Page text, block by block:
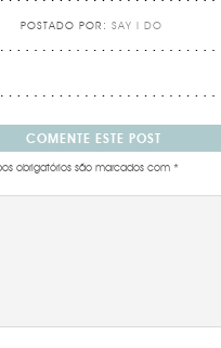
POSTADO POR: SAY I DO
COMENTE ESTE POST
obrigatórios são marcados com *